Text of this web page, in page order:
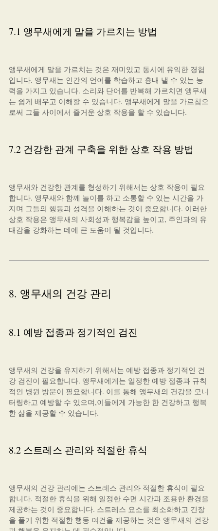
7.1 앵무새에게 말을 가르치는 방법
앵무새에게 말을 가르치는 것은 재미있고 동시에 유익한 경험
입니다. 앵무새는 인간의 언어를 학습하고 흉내 낼 수 있는 능
력을 가지고 있습니다. 소리와 단어를 반복해 가르치면 앵무새
는 쉽게 배우고 이해할 수 있습니다. 앵무새에게 말을 가르침으
로써 그들 사이에서 즐거운 상호 작용을 할 수 있습니다.
7.2 건강한 관계 구축을 위한 상호 작용 방법
앵무새와 건강한 관계를 형성하기 위해서는 상호 작용이 필요
합니다. 앵무새와 함께 놀이를 하고 소통할 수 있는 시간을 가
지며 그들의 행동과 성격을 이해하는 것이 중요합니다. 이러한
상호 작용은 앵무새의 사회성과 행복감을 높이고, 주인과의 유
대감을 강화하는 데에 큰 도움이 될 것입니다.
8. 앵무새의 건강 관리
8.1 예방 접종과 정기적인 검진
앵무새의 건강을 유지하기 위해서는 예방 접종과 정기적인 건
강 검진이 필요합니다. 앵무새에게는 일정한 예방 접종과 규칙
적인 병원 방문이 필요합니다. 이를 통해 앵무새의 건강을 모니
터링하고 예방할 수 있으며,이들에게 가능한 한 건강하고 행복
한 삶을 제공할 수 있습니다.
8.2 스트레스 관리와 적절한 휴식
앵무새의 건강 관리에는 스트레스 관리와 적절한 휴식이 필요
합니다. 적절한 휴식을 위해 일정한 수면 시간과 조용한 환경을
제공하는 것이 중요합니다. 스트레스 요소를 최소화하고 긴장
을 풀기 위한 적절한 행동 여건을 제공하는 것은 앵무새의 건강